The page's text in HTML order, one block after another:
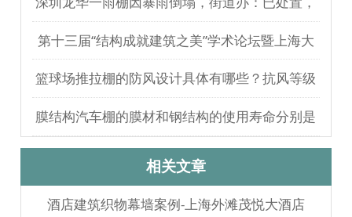
无人员伤亡
第十三届“结构成就建筑之美”学术论坛暨上海大
歌剧院观摩
篮球场推拉棚的防风设计具体有哪些？抗风等级
如何测试验证？
膜结构汽车棚的膜材和钢结构的使用寿命分别是
多久？
相关文章
酒店建筑织物幕墙案例-上海外滩茂悦大酒店